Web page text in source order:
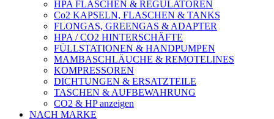
HPA FLASCHEN & REGULATOREN
Co2 KAPSELN, FLASCHEN & TANKS
FLONGAS, GREENGAS & ADAPTER
HPA / CO2 HINTERSCHÄFTE
FÜLLSTATIONEN & HANDPUMPEN
MAMBASCHLÄUCHE & REMOTELINES
KOMPRESSOREN
DICHTUNGEN & ERSATZTEILE
TASCHEN & AUFBEWAHRUNG
CO2 & HP anzeigen
NACH MARKE